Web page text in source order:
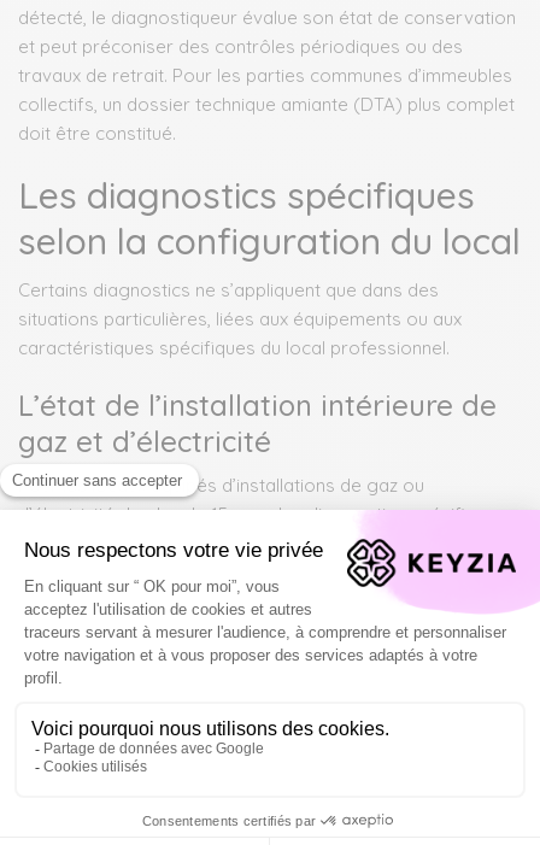
détecté, le diagnostiqueur évalue son état de conservation
et peut préconiser des contrôles périodiques ou des
travaux de retrait. Pour les parties communes d’immeubles
collectifs, un dossier technique amiante (DTA) plus complet
doit être constitué.
Les diagnostics spécifiques
selon la configuration du local
Certains diagnostics ne s’appliquent que dans des
situations particulières, liées aux équipements ou aux
caractéristiques spécifiques du local professionnel.
L’état de l’installation intérieure de
gaz et d’électricité
Pour les locaux équipés d’installations de gaz ou
d’électricité de plus de 15 ans, des diagnostics spécifiques
sont obligatoires. Ces contrôles vérifientla sécurité des
installations et identifient les anomaliespouvant
présenter des dangers pour les occupants. Chaque
diagnostic a une validité de six ans pour une location.
L’état de l’installation intérieure d’électricité contrôle le
prises de terre et l’identification des risques de choc
électrique
tuyauterie fixe, le raccordement des appareils, la